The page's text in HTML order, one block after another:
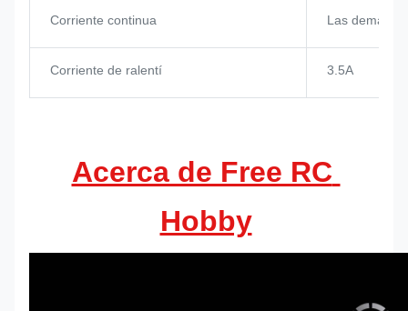
Corriente continua Las demás:
Corriente de ralentí 3.5A
Acerca de Free RC
Hobby